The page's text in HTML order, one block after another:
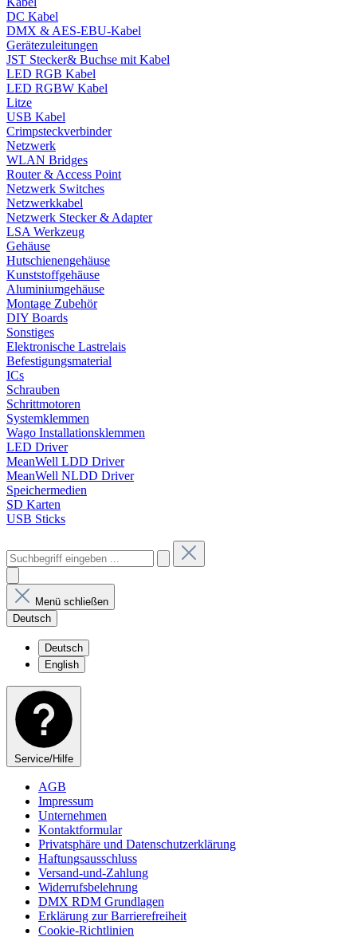
DC Kabel
DMX & AES-EBU-Kabel
Gerätezuleitungen
JST Stecker& Buchse mit Kabel
LED RGB Kabel
LED RGBW Kabel
Litze
USB Kabel
Crimpsteckverbinder
Netzwerk
WLAN Bridges
Router & Access Point
Netzwerk Switches
Netzwerkkabel
Netzwerk Stecker & Adapter
LSA Werkzeug
Gehäuse
Hutschienengehäuse
Kunststoffgehäuse
Aluminiumgehäuse
Montage Zubehör
DIY Boards
Sonstiges
Elektronische Lastrelais
Befestigungsmaterial
ICs
Schrauben
Schrittmotoren
Systemklemmen
Wago Installationsklemmen
LED Driver
MeanWell LDD Driver
MeanWell NLDD Driver
Speichermedien
SD Karten
USB Sticks
Menü schließen
Deutsch
Deutsch
English
Service/Hilfe
AGB
Impressum
Unternehmen
Kontaktformular
Privatsphäre und Datenschutzerklärung
Haftungsausschluss
Versand-und-Zahlung
Widerrufsbelehrung
DMX RDM Grundlagen
Erklärung zur Barrierefreiheit
Cookie-Richtlinien